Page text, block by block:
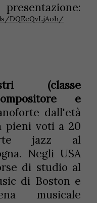
DQEeQvLjAoh/
(classe
e
dall'età
pieni voti a 20
jazz al
Negli USA
di studio al
di Boston e
musicale